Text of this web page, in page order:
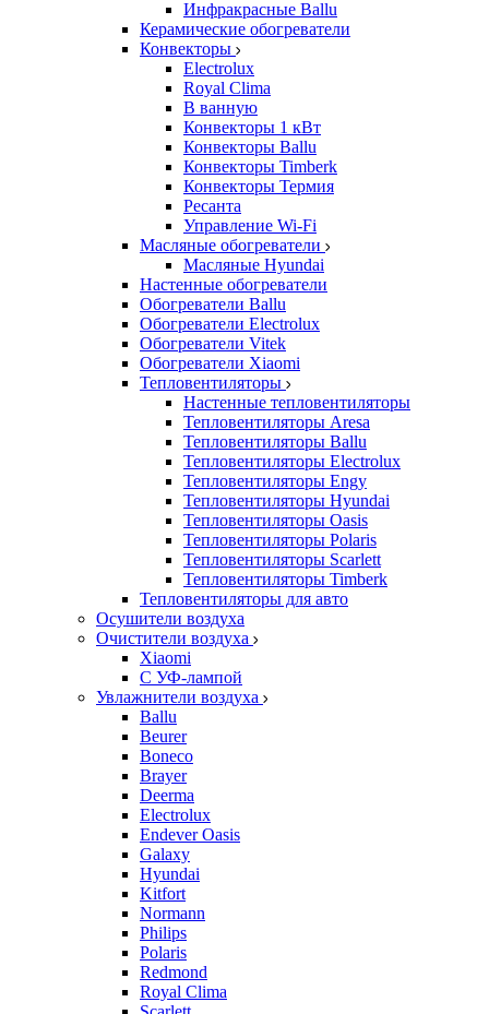
Инфракрасные Ballu
Керамические обогреватели
Конвекторы
Electrolux
Royal Clima
В ванную
Конвекторы 1 кВт
Конвекторы Ballu
Конвекторы Timberk
Конвекторы Термия
Ресанта
Управление Wi-Fi
Масляные обогреватели
Масляные Hyundai
Настенные обогреватели
Обогреватели Ballu
Обогреватели Electrolux
Обогреватели Vitek
Обогреватели Xiaomi
Тепловентиляторы
Настенные тепловентиляторы
Тепловентиляторы Aresa
Тепловентиляторы Ballu
Тепловентиляторы Electrolux
Тепловентиляторы Engy
Тепловентиляторы Hyundai
Тепловентиляторы Oasis
Тепловентиляторы Polaris
Тепловентиляторы Scarlett
Тепловентиляторы Timberk
Тепловентиляторы для авто
Осушители воздуха
Очистители воздуха
Xiaomi
С УФ-лампой
Увлажнители воздуха
Ballu
Beurer
Boneco
Brayer
Deerma
Electrolux
Endever Oasis
Galaxy
Hyundai
Kitfort
Normann
Philips
Polaris
Redmond
Royal Clima